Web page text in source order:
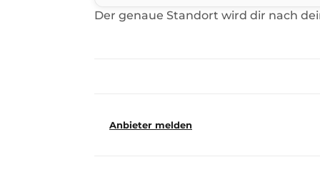
Der genaue Standort wird dir nach
Anbieter melden